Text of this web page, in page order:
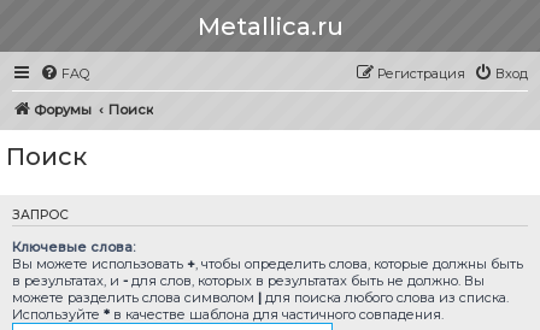
Metallica.ru
FAQ Вход
Регистрация
Форумы Поиск
Поиск
ЗАПРОС
Ключевые слова:
Вы можете использовать + , чтобы определить слова, которые должны быть
в результатах, и - для слов, которых в результатах быть не должно. Вы
можете разделить слова символом | для поиска любого слова из списка.
Используйте * в качестве шаблона для частичного совпадения.